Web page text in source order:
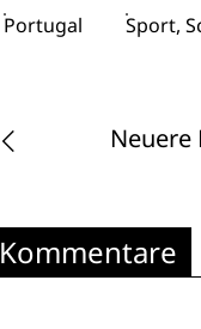
Portugal
Sport,
Neuere
Kommentare